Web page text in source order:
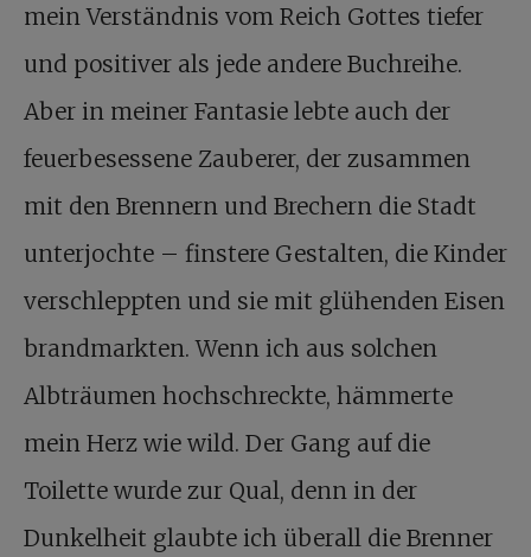
mein Verständnis vom Reich Gottes tiefer
und positiver als jede andere Buchreihe.
Aber in meiner Fantasie lebte auch der
feuerbesessene Zauberer, der zusammen
mit den Brennern und Brechern die Stadt
unterjochte – finstere Gestalten, die Kinder
verschleppten und sie mit glühenden Eisen
brandmarkten. Wenn ich aus solchen
Albträumen hochschreckte, hämmerte
mein Herz wie wild. Der Gang auf die
Toilette wurde zur Qual, denn in der
Dunkelheit glaubte ich überall die Brenner